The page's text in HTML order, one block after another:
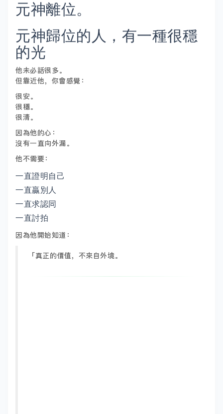
元神離位。
元神歸位的人，有一種很穩
的光
他未必話很多。
但靠近他，你會感覺：
很安。
很穩。
很清。
因為他的心：
沒有一直向外漏。
他不需要：
一直證明自己
一直贏別人
一直求認同
一直討拍
因為他開始知道：
「真正的價值，不來自外境。